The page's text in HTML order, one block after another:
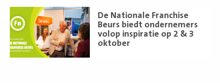
De Nationale Franchise
Beurs biedt ondernemers
volop inspiratie op 2 & 3
oktober
meer